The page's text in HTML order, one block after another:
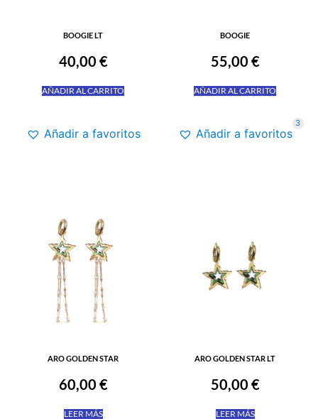
BOOGIE LT
40,00 €
AÑADIR AL CARRITO
Añadir a favoritos
BOOGIE
55,00 €
AÑADIR AL CARRITO
Añadir a favoritos
3
ARO GOLDEN STAR
60,00 €
LEER MÁS
ARO GOLDEN STAR LT
50,00 €
LEER MÁS